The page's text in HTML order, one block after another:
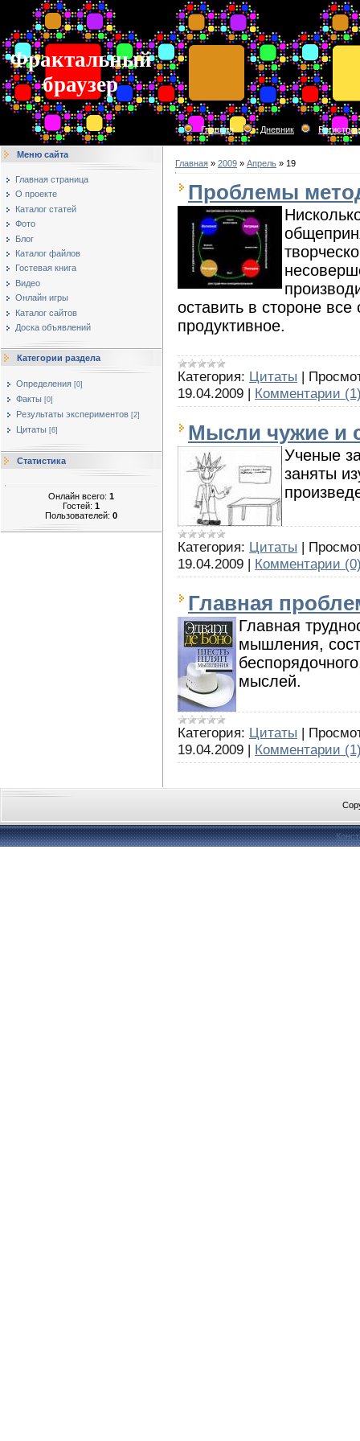
Фрактальный
браузер
Главная Дневник
Меню сайта
Главная страница
О проекте
Каталог статей
Фото
Блог
Каталог файлов
Гостевая книга
Видео
Онлайн игры
Каталог сайтов
Доска объявлений
Категории раздела
Определения [0]
Факты [0]
Результаты экспериментов [2]
Цитаты [6]
Статистика
Онлайн всего: 1
Гостей: 1
Пользователей: 0
Главная » 2009 » Апрель » 19
Проблемы
оставить в стороне
продуктивное.
Категория: Цитаты |
19.04.2009 | Комментарии
Мысли чужие и
Ученые
заняты
Категория: Цитаты |
19.04.2009 | Комментарии
Главная
Главная
мышления,
мыслей.
Категория: Цитаты |
19.04.2009 | Комментарии